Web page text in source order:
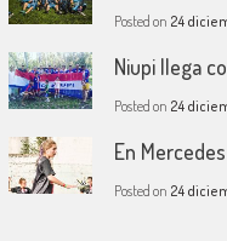
Posted on 24
Niupi llega
Posted on 24
En
Posted on 24